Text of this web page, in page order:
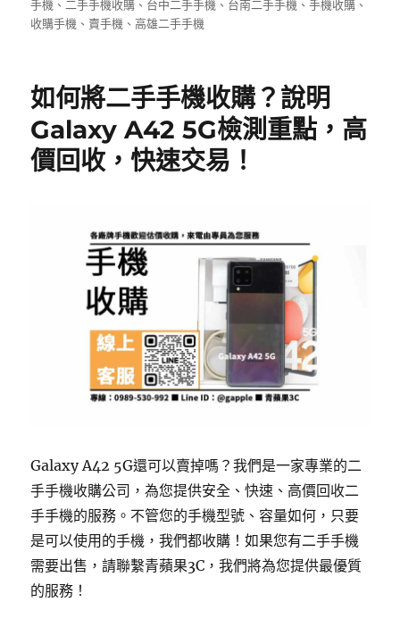
e
o
o
k
te l
佈
日
類
籤
手機 、 二手手機收購 、 台中二手手機 、 台南二手手機 、手機收購 、
收購手機 、 賣手機 、高雄二手手機
如何將二手手機收購？說明
Galaxy A42 5G檢測重點，高
價回收，快速交易！
Galaxy A42 5G還可以賣掉嗎？我們是一家專業的二
手手機收購公司，為您提供安全、快速、高價回收二
手手機的服務。不管您的手機型號、容量如何，只要
是可以使用的手機，我們都收購！如果您有二手手機
需要出售，請聯繫青蘋果3C，我們將為您提供最優質
的服務！